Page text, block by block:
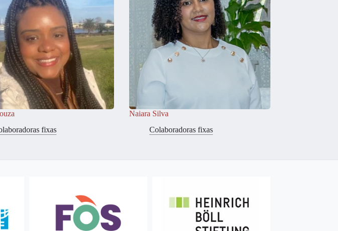
fixas
Naiara Silva
Colaboradoras fixas